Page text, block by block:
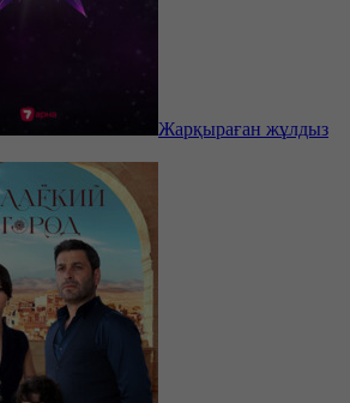
Жарқыраған жұлдыз